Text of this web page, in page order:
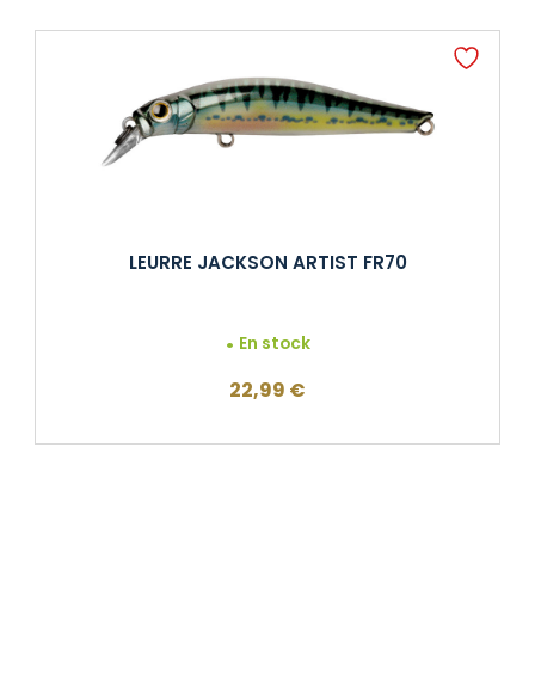
LEURRE JACKSON ARTIST FR70
En stock
22,99 €